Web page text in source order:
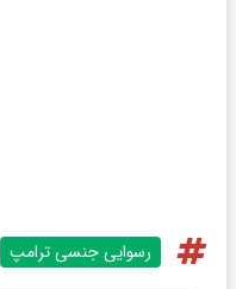
رسوایی جنسی ترامپ